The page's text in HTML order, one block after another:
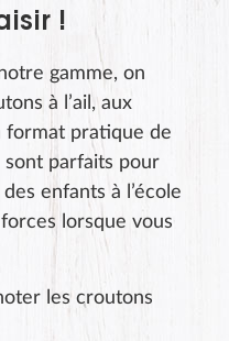
!
gamme, on
à l’ail, aux
format pratique de
sont parfaits pour
enfants à l’école
lorsque vous
les croutons